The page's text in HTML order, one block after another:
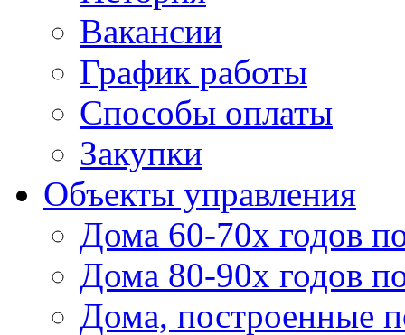
Вакансии
График работы
Способы оплаты
Закупки
Объекты управления
Дома 60-70х годов
Дома 80-90х годов
Дома, построенные